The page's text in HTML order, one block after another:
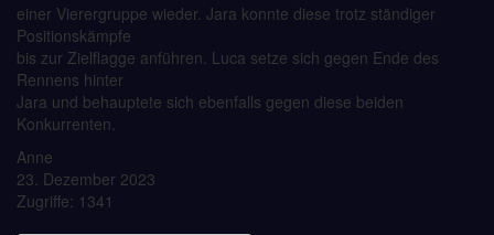
einer Vierergruppe wieder. Jara konnte diese trotz ständiger
Positionskämpfe
bis zur Zielflagge anführen. Luca setze sich gegen Ende des
Rennens hinter
Jara und behauptete sich ebenfalls gegen diese beiden
Konkurrenten.
Anne
23. Dezember 2023
Zugriffe: 1341